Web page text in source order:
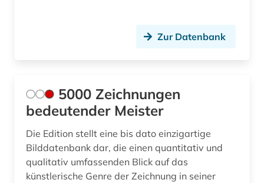
edition (2)
editionsphilologie (1)
edo-zeit (1)
edward s. morse (1)
Zur Datenbank
5000 Zeichnungen
bedeutender Meister
Die Edition stellt eine bis dato einzigartige
Bilddatenbank dar, die einen quantitativ und
qualitativ umfassenden Blick auf das
künstlerische Genre der Zeichnung in seiner